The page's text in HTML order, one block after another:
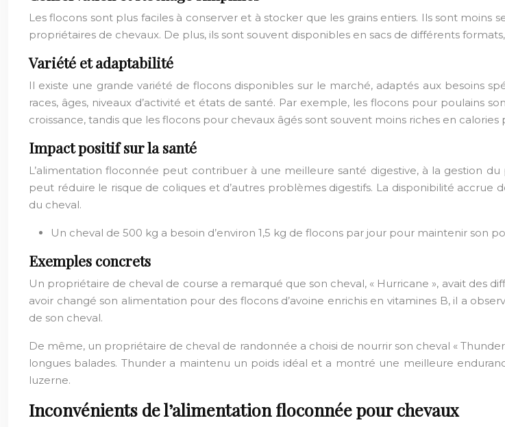
Les flocons sont plus faciles à conserver et à stocker que les grains entiers. Ils sont moins
propriétaires de chevaux. De plus, ils sont souvent disponibles en sacs de différents
Variété et adaptabilité
Il existe une grande variété de flocons disponibles sur le marché, adaptés aux besoins
races, âges, niveaux d’activité et états de santé. Par exemple, les flocons pour poulains
croissance, tandis que les flocons pour chevaux âgés sont souvent moins riches en calories
Impact positif sur la santé
L’alimentation floconnée peut contribuer à une meilleure santé digestive, à la gestion
peut réduire le risque de coliques et d’autres problèmes digestifs. La disponibilité
du cheval.
Un cheval de 500 kg a besoin d’environ 1,5 kg de flocons par jour pour maintenir son
Exemples concrets
Un propriétaire de cheval de course a remarqué que son cheval, « Hurricane », avait des
avoir changé son alimentation pour des flocons d’avoine enrichis en vitamines B, il a
de son cheval.
De même, un propriétaire de cheval de randonnée a choisi de nourrir son cheval «
longues balades. Thunder a maintenu un poids idéal et a montré une meilleure
luzerne.
Inconvénients de l’alimentation floconnée pour chevaux